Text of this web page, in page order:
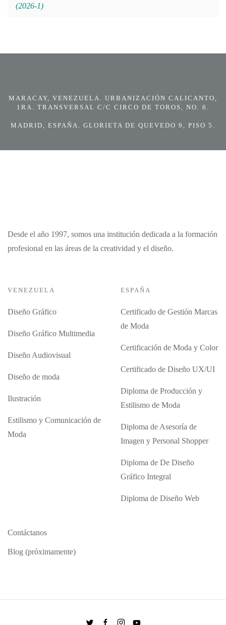
(2026-1)
MARACAY, VENEZUELA. URBANIZACIÓN CALICANTO,
1RA. TRANSVERSAL C/C CIRCO DE TOROS, NO. 6.
MADRID, ESPAÑA. GLORIETA DE QUEVEDO 9, PISO 5.
Desde el año 1997, somos una institución dedicada a la formación
profesional en las áreas de la creatividad y el diseño.
VENEZUELA
Diseño Gráfico
Diseño Gráfico Multimedia
Diseño Audiovisual
Diseño de moda
Ilustración
Estilismo y Comunicación de
Moda
ESPAÑA
Certificado de Gestión Marcas
de Moda
Certificación de Moda y Color
Certificado de Diseño UX/UI
Diploma de Producción y
Estilismo de Moda
Diploma de Asesoría de
Imagen y Personal Shopper
Diploma de De Diseño
Gráfico Integral
Diploma de Diseño Web
Contáctanos
Blog (próximamente)